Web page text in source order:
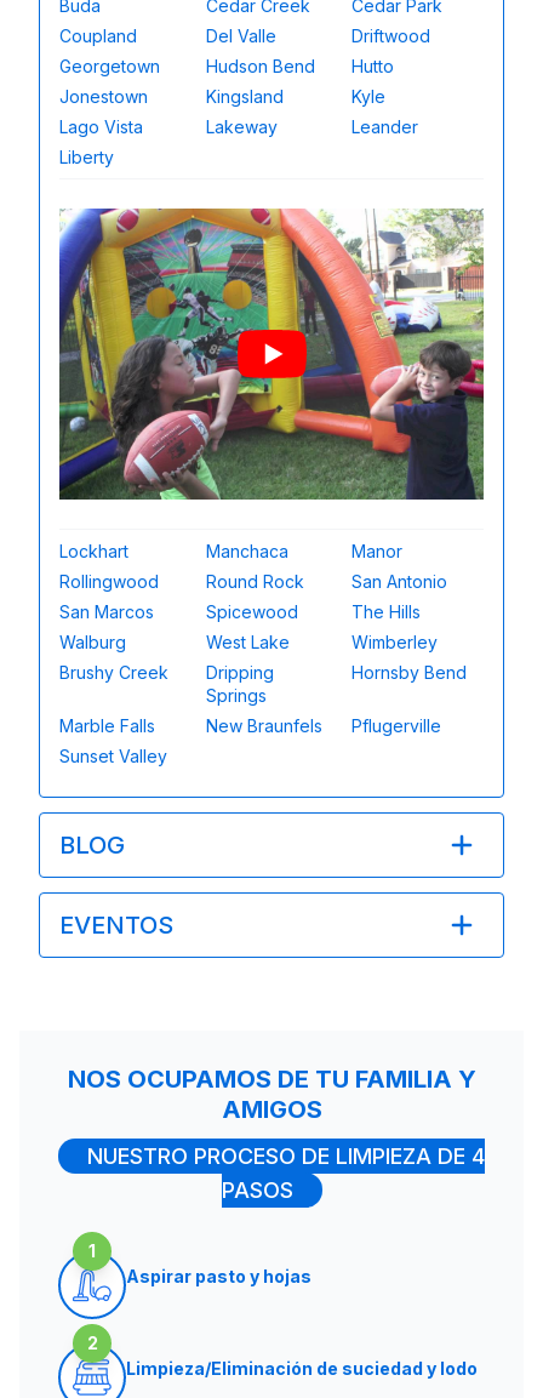
Buda
Cedar Creek
Cedar Park
Coupland
Del Valle
Driftwood
Georgetown
Hudson Bend
Hutto
Jonestown
Kingsland
Kyle
Lago Vista
Lakeway
Leander
Liberty
Lockhart Manchaca
Manor
Rollingwood
Round Rock
San Antonio
San Marcos
Spicewood
The Hills
Walburg
West Lake
Wimberley
Brushy Creek
Dripping
Springs
Hornsby Bend
Marble Falls New Braunfels
Pflugerville
Sunset Valley
BLOG
EVENTOS
NOS OCUPAMOS DE TU FAMILIA Y
AMIGOS
NUESTRO PROCESO DE LIMPIEZA DE 4
PASOS
1
Aspirar pasto y hojas
2
Limpieza/Eliminación de suciedad y lodo